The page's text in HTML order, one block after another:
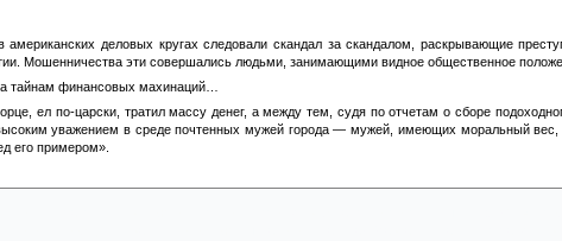
американских деловых кругах следовали скандал за скандалом, раскрывающие
Мошенничества эти совершались людьми, занимающими видное общественное
тайнам финансовых махинаций…
ел по-царски, тратил массу денег, а между тем, судя по отчетам о сборе
уважением в среде почтенных мужей города — мужей, имеющих моральный вес,
его примером».